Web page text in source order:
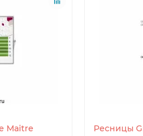
Maitre
Ресницы